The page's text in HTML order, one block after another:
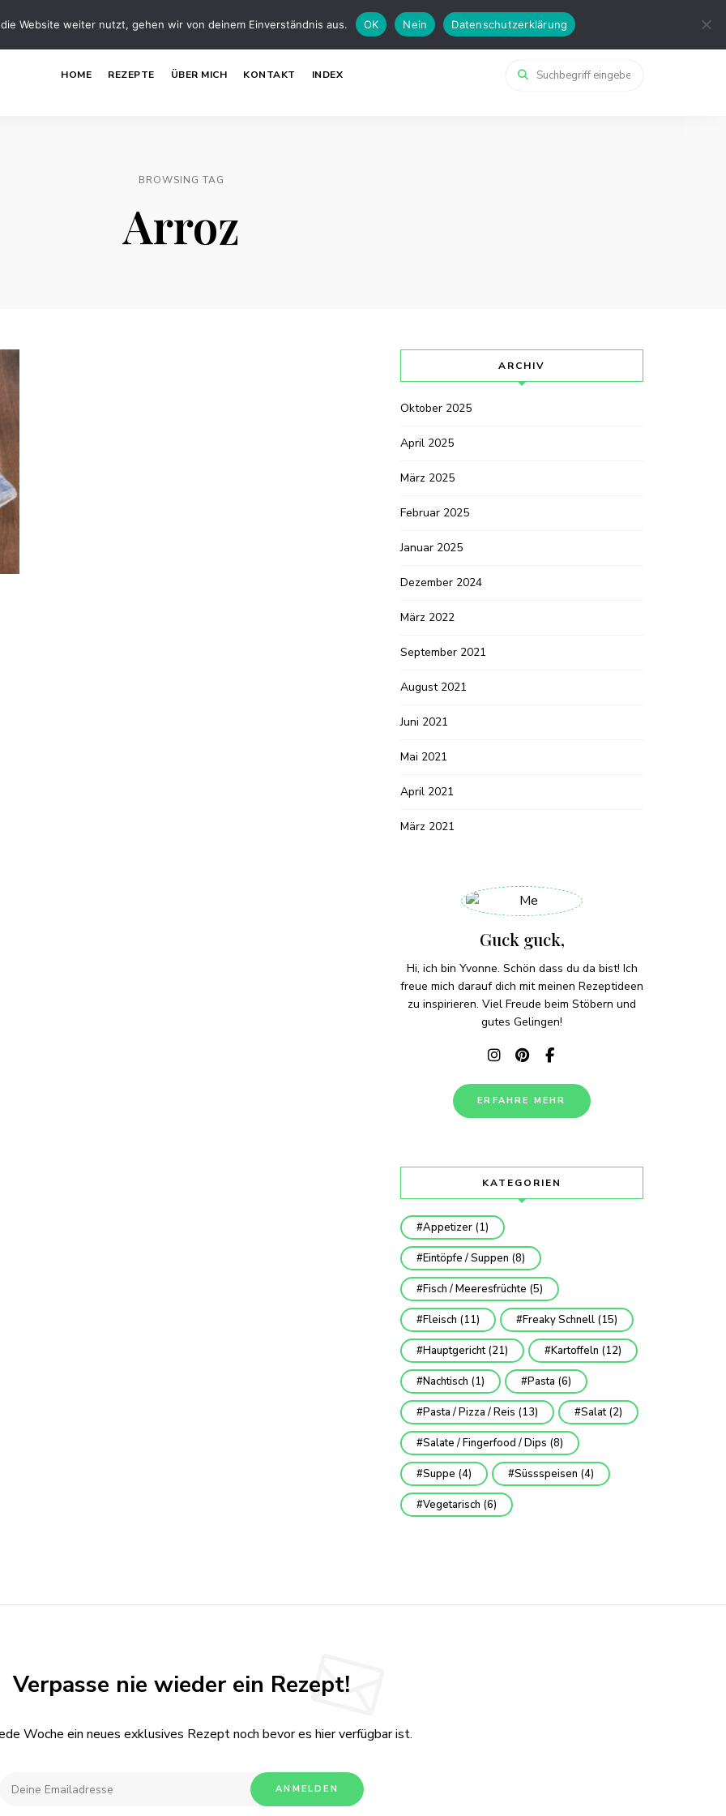
HOME REZEPTE ÜBER MICH KONTAKT INDEX
BROWSING TAG
Arroz
ARCHIV
Oktober 2025
April 2025
März 2025
Februar 2025
Januar 2025
Dezember 2024
März 2022
September 2021
August 2021
Juni 2021
Mai 2021
April 2021
März 2021
Guck guck,
Hi, ich bin Yvonne. Schön dass du da bist! Ich
freue mich darauf dich mit meinen Rezeptideen
zu inspirieren. Viel Freude beim Stöbern und
gutes Gelingen!
ERFAHRE MEHR
KATEGORIEN
Appetizer (1)
Eintöpfe / Suppen (8)
Fisch / Meeresfrüchte (5)
Fleisch (11) Freaky Schnell (15)
Hauptgericht(21) Kartoffeln (12)
Nachtisch (1) Pasta (6)
Pasta / Pizza / Reis (13) Salat(2)
Salate / Fingerfood / Dips (8)
Suppe (4) Süssspeisen (4)
Vegetarisch (6)
Verpasse nie wieder ein Rezept!
Woche ein neues exklusives Rezept noch bevor es hier verfügbar ist.
Website weiter nutzt, gehen wir von deinem Einverständnis aus. OK Nein Datenschutzerklärung